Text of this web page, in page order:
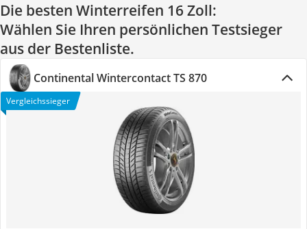
Die besten Winterreifen 16 Zoll:
Wählen Sie Ihren persönlichen Testsieger
aus der Bestenliste.
Continental Wintercontact TS 870
Vergleichssieger